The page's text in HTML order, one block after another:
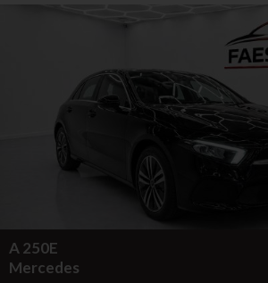
A 250E
Mercedes